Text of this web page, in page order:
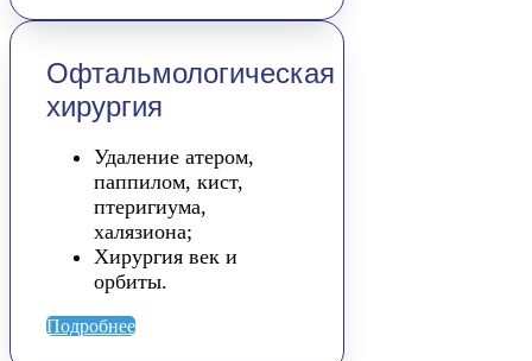
Офтальмологическая
хирургия
Удаление атером,
паппилом, кист,
птеригиума,
халязиона;
Хирургия век и
орбиты.
Подробнее